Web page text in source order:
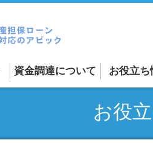
資金調達について
リースバックについて
お役立ち
お役